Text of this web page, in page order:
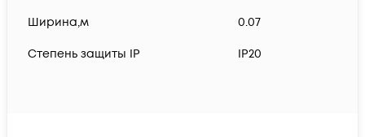
Ширина,м 0.07
Степень защиты IP IP20